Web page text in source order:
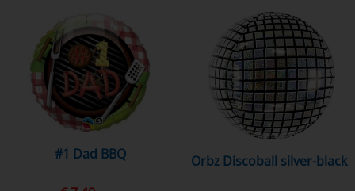
#1 Dad BBQ Orbz Discoball silver-black